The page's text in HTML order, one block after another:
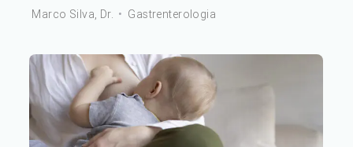
Marco Silva, Dr. • Gastrenterologia